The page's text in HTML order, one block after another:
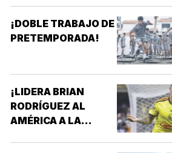
¡DOBLE TRABAJO DE
PRETEMPORADA!
¡LIDERA BRIAN
RODRÍGUEZ AL
AMÉRICA A LA